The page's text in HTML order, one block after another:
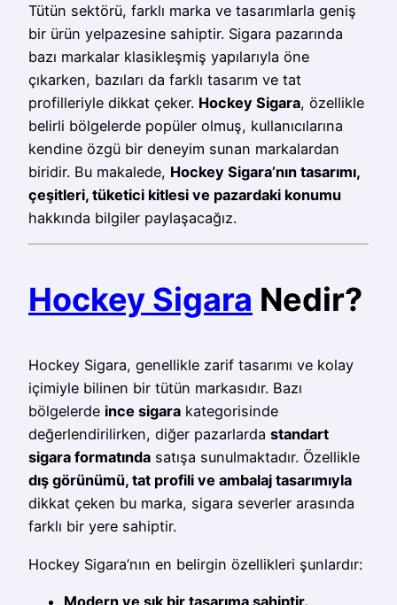
Tütün sektörü, farklı marka ve tasarımlarla geniş
bir ürün yelpazesine sahiptir. Sigara pazarında
bazı markalar klasikleşmiş yapılarıyla öne
çıkarken, bazıları da farklı tasarım ve tat
profilleriyle dikkat çeker. Hockey Sigara, özellikle
belirli bölgelerde popüler olmuş, kullanıcılarına
kendine özgü bir deneyim sunan markalardan
biridir. Bu makalede, Hockey Sigara’nın tasarımı,
çeşitleri, tüketici kitlesi ve pazardaki konumu
hakkında bilgiler paylaşacağız.
Hockey Sigara Nedir?
Hockey Sigara, genellikle zarif tasarımı ve kolay
içimiyle bilinen bir tütün markasıdır. Bazı
bölgelerde ince sigara kategorisinde
değerlendirilirken, diğer pazarlarda standart
sigara formatında satışa sunulmaktadır. Özellikle
dış görünümü, tat profili ve ambalaj tasarımıyla
dikkat çeken bu marka, sigara severler arasında
farklı bir yere sahiptir.
Hockey Sigara’nın en belirgin özellikleri şunlardır:
Modern ve şık bir tasarıma sahiptir.